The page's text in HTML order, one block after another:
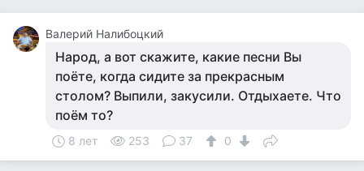
Валерий Налибоцкий
Народ, а вот скажите, какие песни Вы
поёте, когда сидите за прекрасным
столом? Выпили, закусили. Отдыхаете. Что
поём то?
8 лет 253 37 0